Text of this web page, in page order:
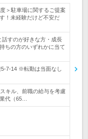
＞駐車場に関するご提案
！未経験だけど不安だ
話すのが好きな方・成長
ちの方のいずれかに当て
5-7-14 ※転勤は当面なし
キル、前職の給与を考慮
代（65…